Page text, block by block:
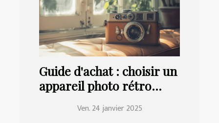
Guide d'achat : choisir un
appareil photo rétro
Ven. 24 janvier 2025